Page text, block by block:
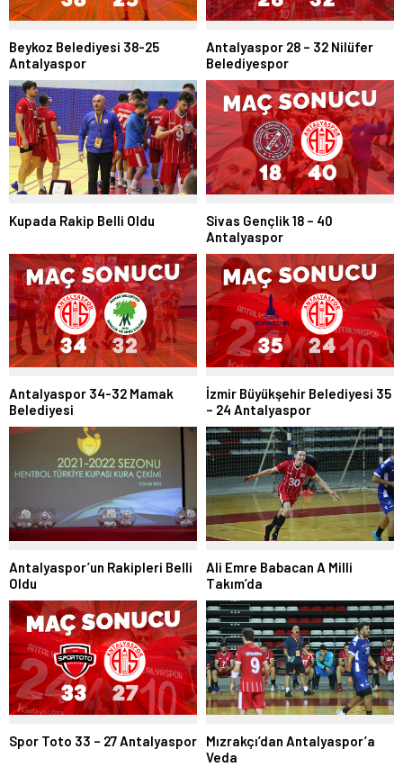
Beykoz Belediyesi 38-25
Antalyaspor
Antalyaspor 28 – 32 Nilüfer
Belediyespor
Kupada Rakip Belli Oldu
Sivas Gençlik 18 – 40
Antalyaspor
Antalyaspor 34-32 Mamak
Belediyesi
İzmir Büyükşehir Belediyesi 35
– 24 Antalyaspor
Antalyaspor’un Rakipleri Belli
Oldu
Ali Emre Babacan A Milli
Takım’da
Spor Toto 33 – 27 Antalyaspor
Mızrakçı’dan Antalyaspor’a
Veda